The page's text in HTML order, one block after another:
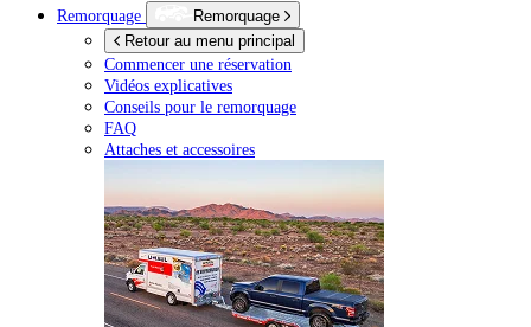
Remorquage
Remorquage
Retour au menu principal
Commencer une réservation
Vidéos explicatives
Conseils pour le remorquage
FAQ
Attaches et accessoires